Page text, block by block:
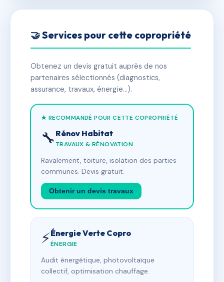
🤝 Services pour cette copropriété
Obtenez un devis gratuit auprès de nos
partenaires sélectionnés (diagnostics,
assurance, travaux, énergie…).
★ RECOMMANDÉ POUR CETTE COPROPRIÉTÉ
🔧 Rénov Habitat
TRAVAUX & RÉNOVATION
Ravalement, toiture, isolation des parties
communes. Devis gratuit.
Obtenir un devis travaux
⚡Énergie Verte Copro
ÉNERGIE
Audit énergétique, photovoltaïque
collectif, optimisation chauffage.